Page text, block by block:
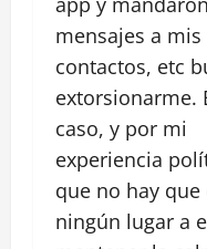
mensajes a mis
contactos, etc
extorsionarme.
caso, y por mi
experiencia
que no hay que
ningún lugar a